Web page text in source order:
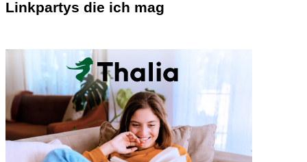
Linkpartys die ich mag